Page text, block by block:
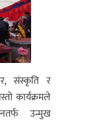
संस्कृति र
कार्यक्रमले
उन्मुख